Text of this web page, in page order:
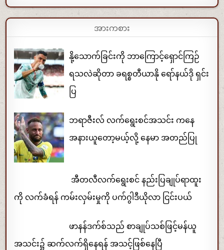
အားကစား
နို့သောက်ခြင်းကို ဘာကြောင့်ရှောင်ကြဉ်
ရသလဲဆိုတာ ခရစ္စတီယာနို ရော်နယ်ဒို ရှင်း
ပြ
ဘရာဇီးလ် လက်ရွေးစင်အသင်း ကနေ
အနားယူတော့မယ့်လို့ နေမာ အတည်ပြု
အီတလီလက်ရွေးစင် နည်းပြချုပ်ရာထူး
ကို လက်ခံရန် ကမ်းလှမ်းမှုကို ပက်ဂွါဒီယိုလာ ငြင်းပယ်
ဖာနန်ဒက်စ်သည် စာချုပ်သစ်ဖြင့်မန်ယူ
အသင်း၌ ဆက်လက်ရှိနေရန် အသင့်ဖြစ်နေပြီ